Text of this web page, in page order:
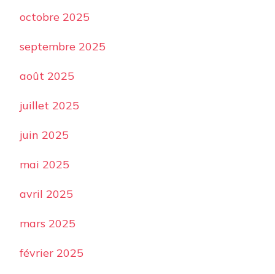
octobre 2025
septembre 2025
août 2025
juillet 2025
juin 2025
mai 2025
avril 2025
mars 2025
février 2025